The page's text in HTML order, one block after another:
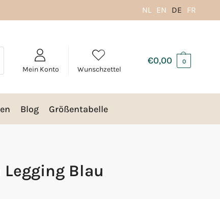
NL EN DE FR
Mein Konto Wunschzettel
€0,00 0
Blog Größentabelle
Blau